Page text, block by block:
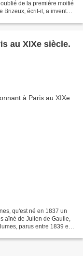
de la première moitié
écrit-il, a inventé
au XIXe siècle.
qu'est né en 1837 un
aîné de Julien de Gaulle,
parus entre 1839 et